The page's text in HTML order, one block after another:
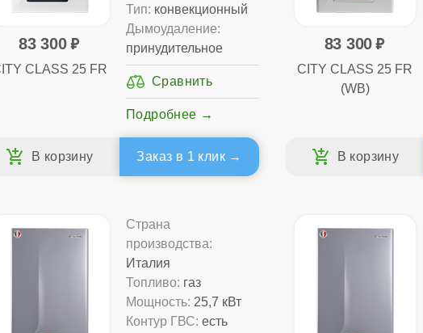
83 300
CLASS 25 FR
Тип: конвекционный
Дымоудаление:
принудительное
Подробнее
Заказ в 1 клик
83 300
CITY CLASS 25 FR
(WB)
Страна
производства:
Италия
Топливо: газ
Мощность: 25,7 кВт
Контур ГВС: есть